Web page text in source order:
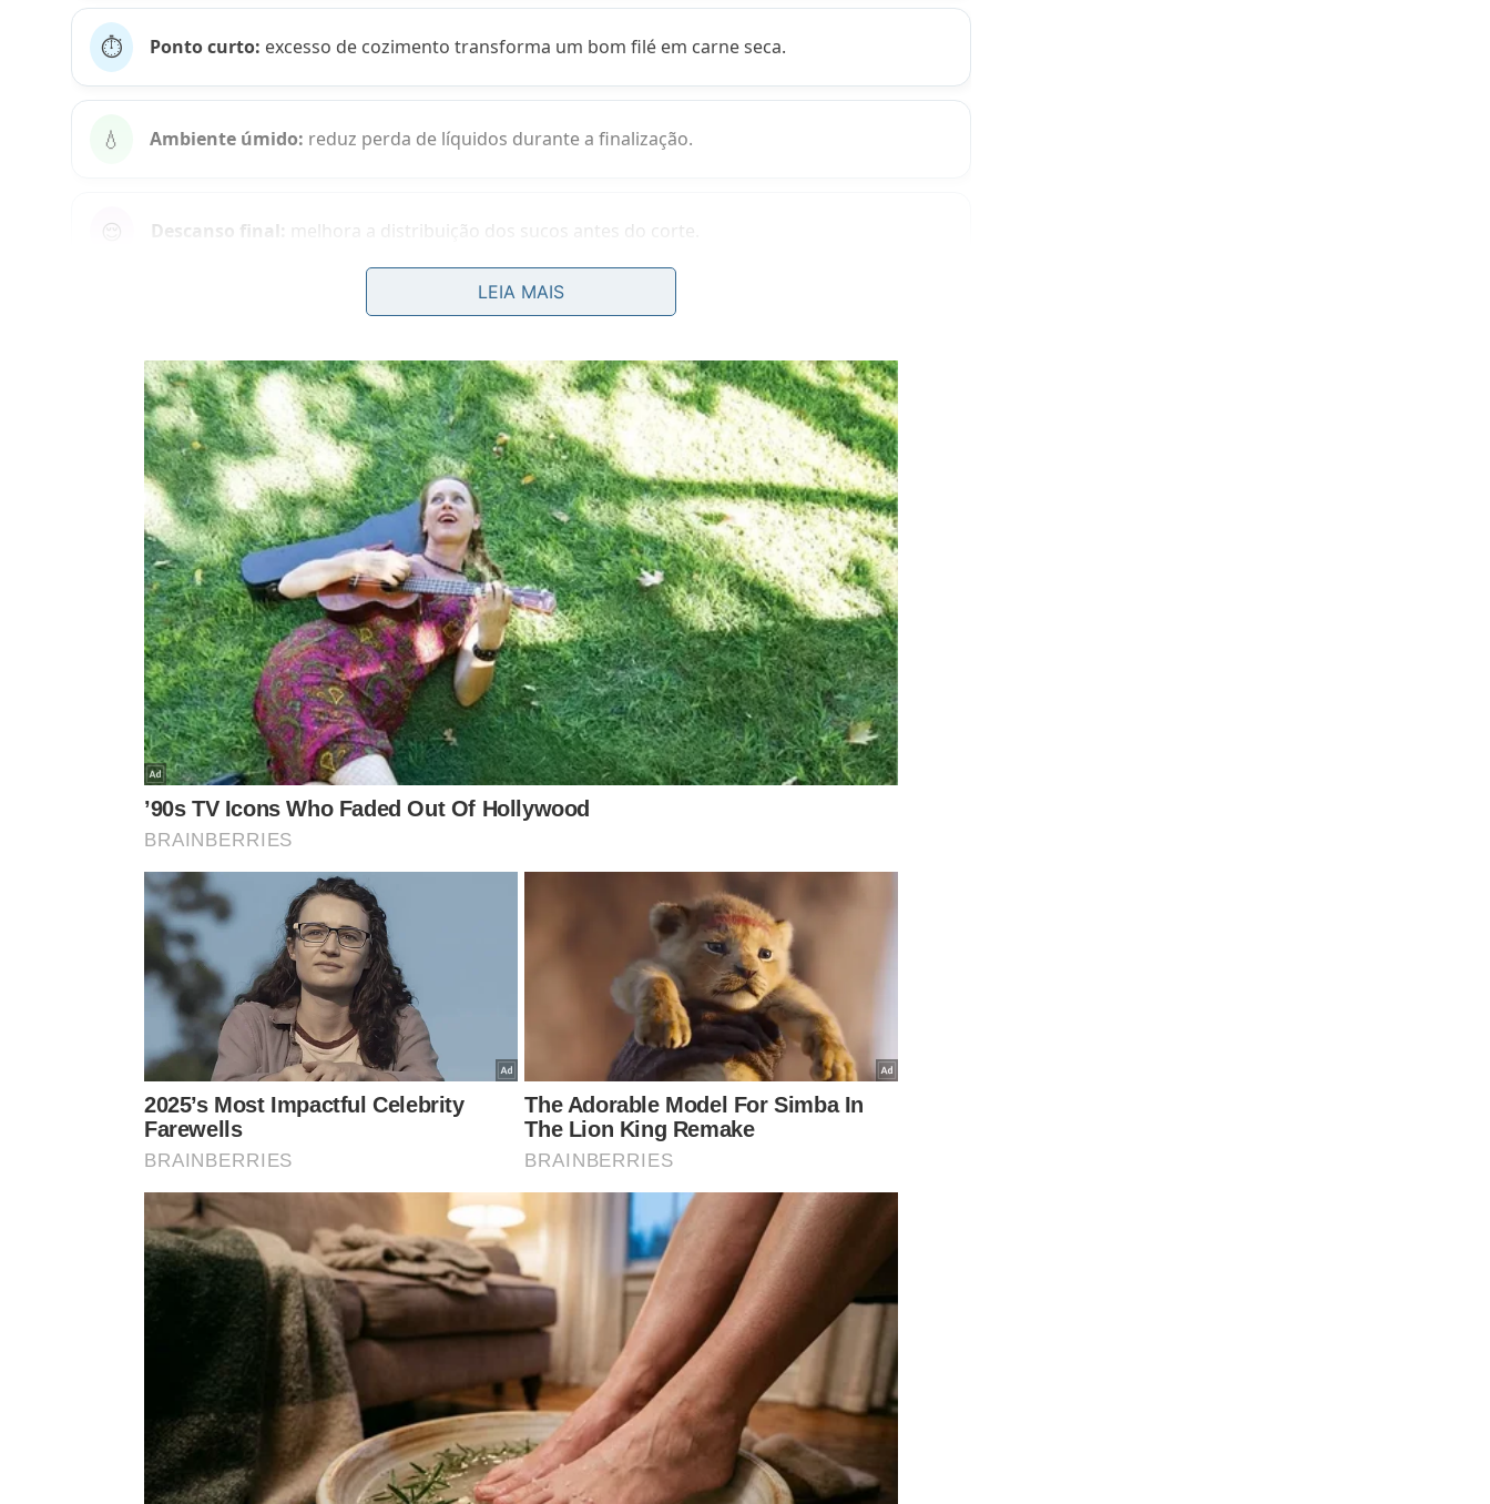
⏱️ Ponto curto: excesso de cozimento transforma um bom filé em carne seca.
💧 Ambiente úmido: reduz perda de líquidos durante a finalização.
😌 Descanso final: melhora a distribuição dos sucos antes do corte.
Como selar e terminar o preparo sem fritura?
A melhor sequência é dourar rapidamente os dois lados em panela quente, apenas o suficiente para
formar cor, e logo reduzir a chama. Depois disso, a tampa cria um ambiente maisúmidoe maisgentil
para concluir o cozimento.
Esse método funciona porque o calor residual continua agindo mesmo depois da selagem inicial. Em vez
de insistir no fogo alto, vale deixar o filé terminar lentamente, protegendosaboresuculênciaaté o
centro da peça.
Quando o forno também ajuda a deixar o filé macio?
Outra saída interessante é levar o peito ao forno depois de uma marinada leve, já que isso ajuda a dar
sabor sem depender de óleo em excesso. Nesse caso, a combinação entre forno emarinada
moderaçãopara não secar.
🍗 Forno pode ser aliado da suculência
Menos agressão térmica costuma render melhor
LEIA MAIS